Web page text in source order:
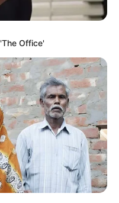
in Oberwesel
oberhalb von
Die Anlage ist
drei Herrscher
beeindruckend ist die
Angriffe von der
steinernen Brücke
ergibt die
der Lahn stehende
Panorama. Die
Office'